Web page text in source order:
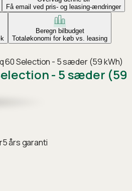
Få email ved pris- og leasing-ændringer
Beregn bilbudget
Totaløkonomi for køb vs. leasing
60 Selection - 5 sæder (59 kWh)
- 5 sæder (59
5års garanti